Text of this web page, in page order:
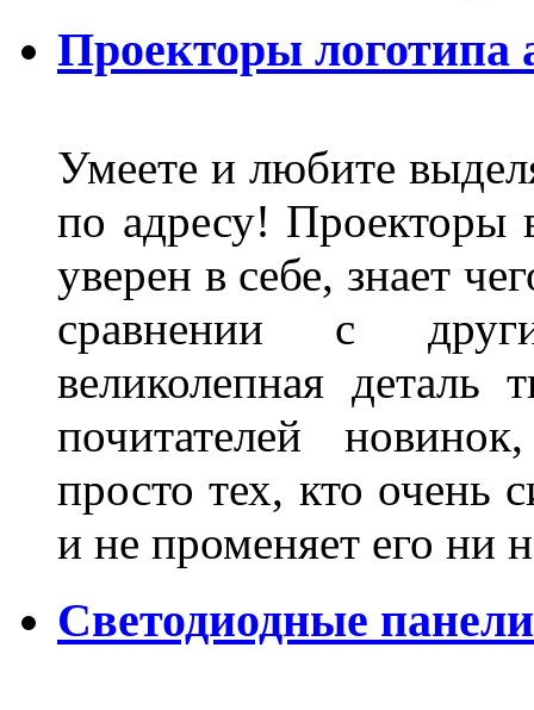
Проекторы логотипа
Умеете и любите
по адресу! Проекторы
уверен в себе, знает
сравнении с
великолепная
почитателей
просто тех, кто очень
и не променяет его ни
Светодиодные